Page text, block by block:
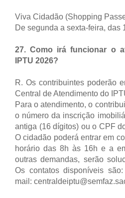
Viva Cidadão (Shopping
De segunda a sexta-feira, das
27. Como irá funcionar o
IPTU 2026?
R. Os contribuintes poderão
Central de Atendimento do
Para o atendimento, o
o número da inscrição
antiga (16 dígitos) ou o CPF
O cidadão poderá entrar em
horário das 8h às 16h e a
outras demandas, serão
Os contatos disponíveis
mail: